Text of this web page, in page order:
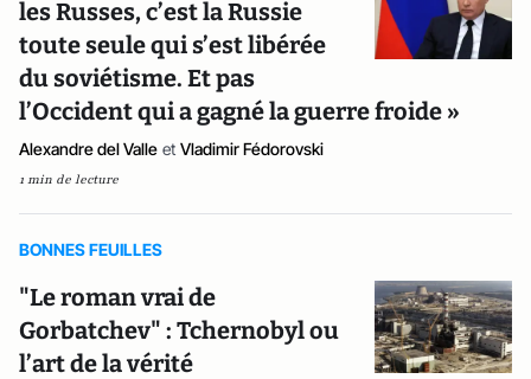
les Russes, c’est la Russie
toute seule qui s’est libérée
du soviétisme. Et pas
l’Occident qui a gagné la guerre froide »
Alexandre del Valle et Vladimir Fédorovski
1 min de lecture
BONNES FEUILLES
"Le roman vrai de
Gorbatchev" : Tchernobyl ou
l’art de la vérité